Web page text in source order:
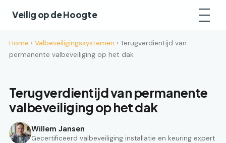
Veilig op de Hoogte
Home › Valbeveiligingssystemen › Terugverdientijd van
permanente valbeveiliging op het dak
Terugverdientijd van permanente
valbeveiliging op het dak
Willem Jansen
Gecertificeerd valbeveiliging installatie en keuring expert